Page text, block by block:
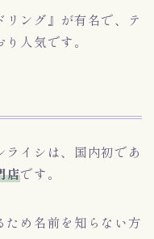
ング』が有名で、テ
人気です。
ライシは、国内初であ
店です。
ため名前を知らない方